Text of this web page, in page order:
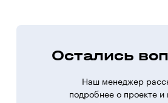
Остались
Наш менеджер
подробнее о проекте и